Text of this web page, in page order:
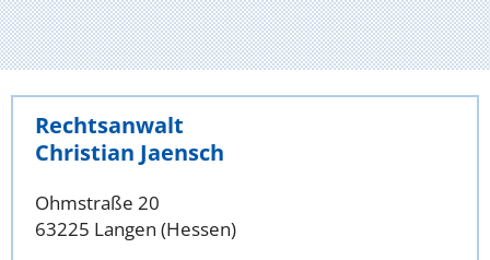
Rechtsanwalt
Christian Jaensch
Ohmstraße 20
63225 Langen (Hessen)